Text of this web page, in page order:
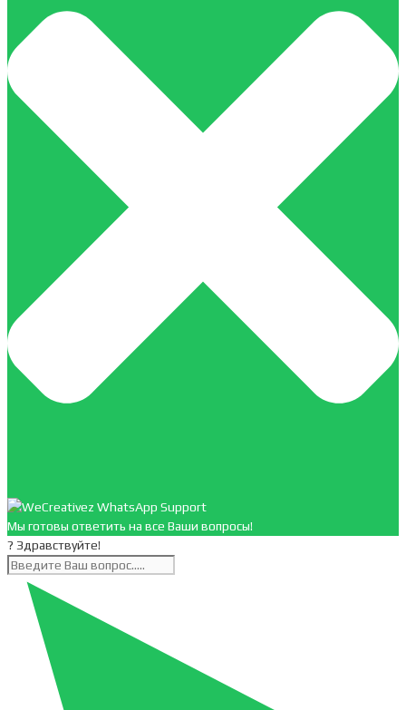
Мы готовы ответить на все Ваши вопросы!
? Здравствуйте!